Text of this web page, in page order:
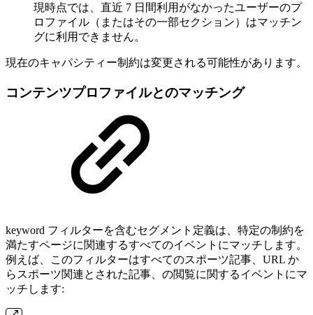
現時点では、直近 7 日間利用がなかったユーザーのプ
ロファイル（またはその一部セクション）はマッチン
グに利用できません。
現在のキャパシティー制約は変更される可能性があります。
コンテンツプロファイルとのマッチング
keyword フィルターを含むセグメント定義は、特定の制約を
満たすページに関連するすべてのイベントにマッチします。
例えば、このフィルターはすべてのスポーツ記事、URL か
らスポーツ関連とされた記事、の閲覧に関するイベントにマ
ッチします: